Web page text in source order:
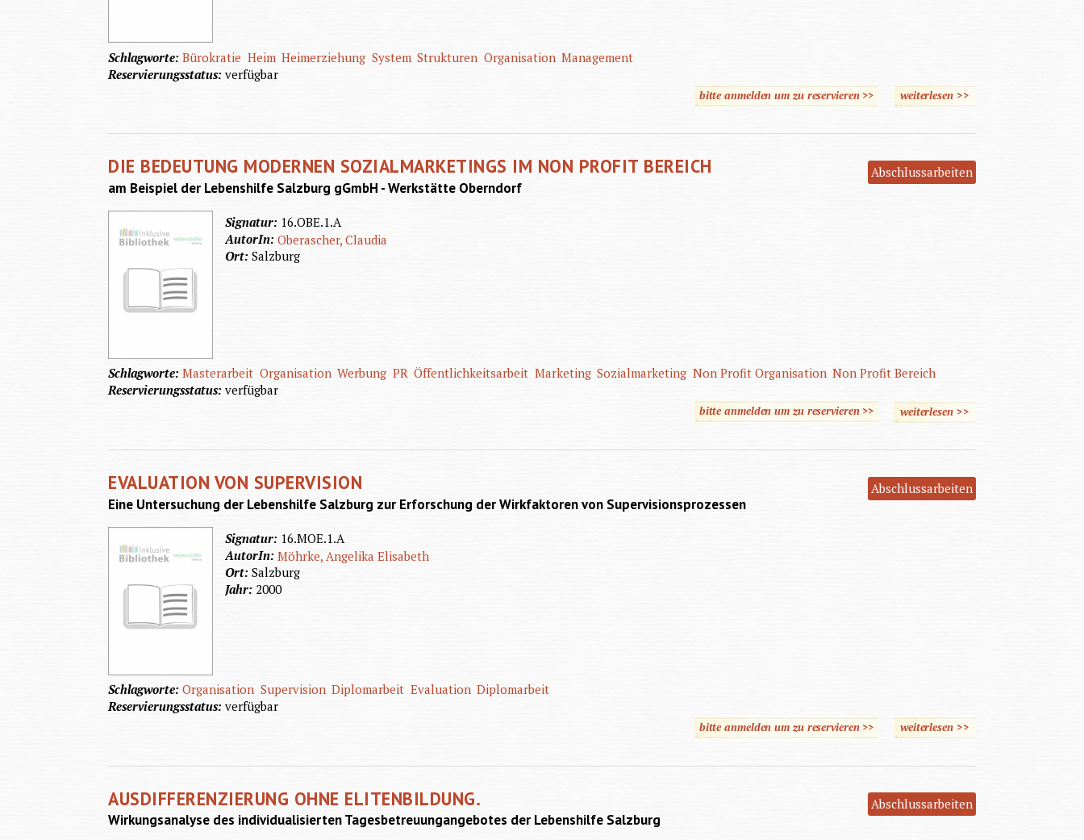
Schlagworte:Bürokratie Heim Heimerziehung System Strukturen Organisation Management
Reservierungsstatus:verfügbar
bitte anmelden um zu reservieren >> weiterlesen über Heimerziehung im
>>
DIE BEDEUTUNG MODERNEN SOZIALMARKETINGS IM NON PROFIT BEREICH Abschlussarbeiten
am Beispiel der Lebenshilfe Salzburg gGmbH - Werkstätte Oberndorf
Signatur: 16.OBE.1.A
AutorIn:Oberascher, Claudia
Ort:Salzburg
Schlagworte:Masterarbeit Organisation Werbung PR Öffentlichkeitsarbeit Marketing Sozialmarketing Non Profit Organisation Non Profit Bereich
Reservierungsstatus:verfügbar
bitte anmelden um zu reservieren >> weiterlesen>>
EVALUATION VON SUPERVISION Abschlussarbeiten
Eine Untersuchung der Lebenshilfe Salzburg zur Erforschung der Wirkfaktoren von Supervisionsprozessen
Signatur: 16.MOE.1.A
AutorIn:Möhrke, Angelika Elisabeth
Ort:Salzburg
Jahr: 2000
Schlagworte:Organisation Supervision Diplomarbeit Evaluation Diplomarbeit
Reservierungsstatus:verfügbar
bitte anmelden um zu reservieren >> weiterlesen>>
AUSDIFFERENZIERUNG OHNE ELITENBILDUNG. Abschlussarbeiten
Wirkungsanalyse des individualisierten Tagesbetreuungangebotes der Lebenshilfe Salzburg